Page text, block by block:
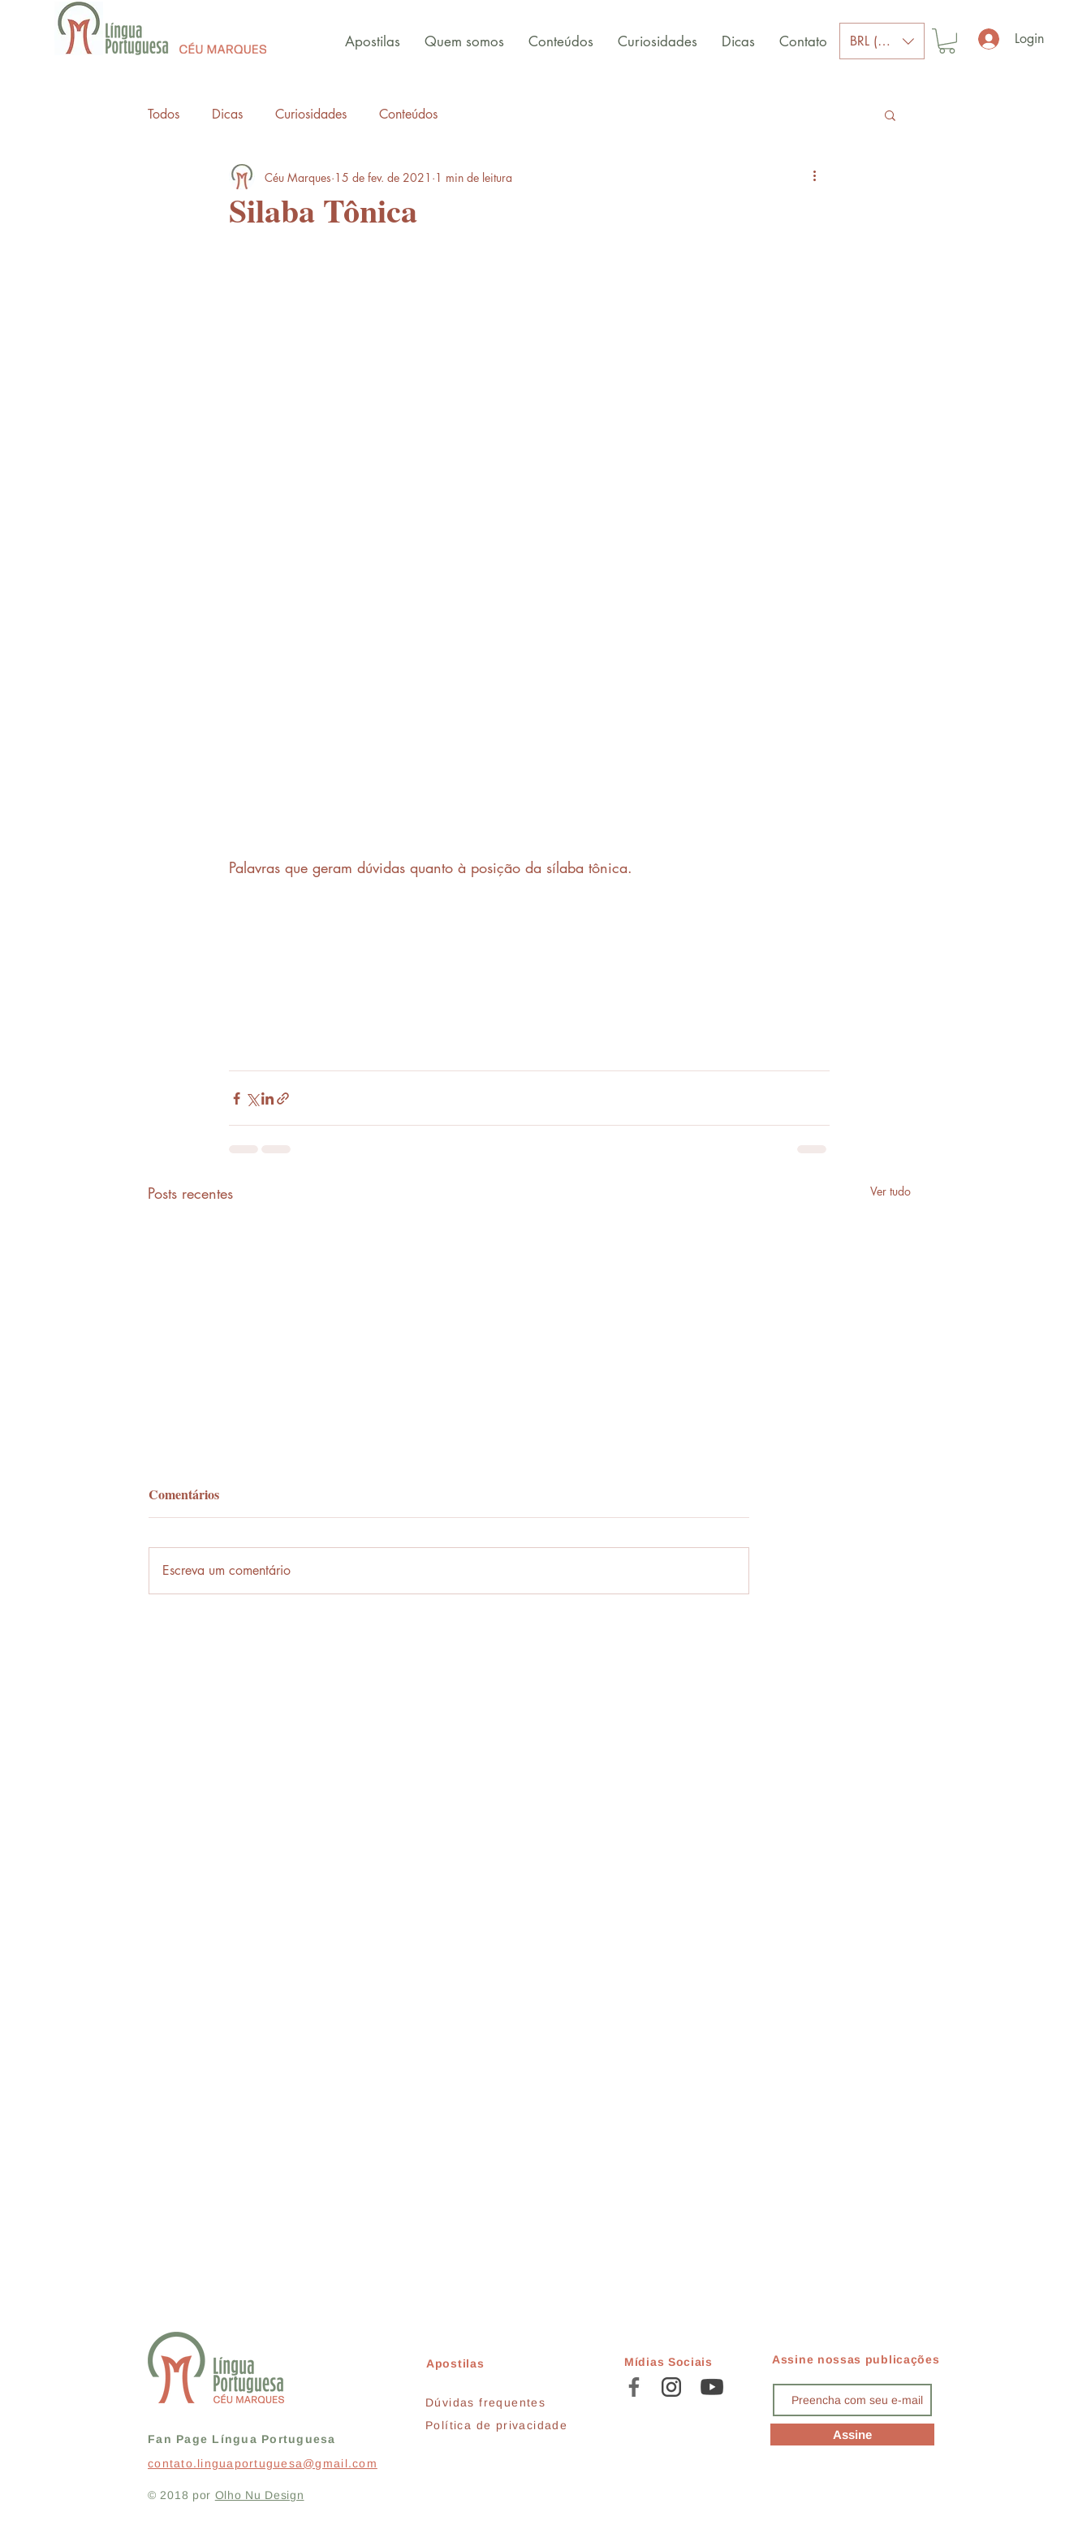
Apostilas Quem somos Conteúdos Curiosidades Dicas Contato BRL (R$) Login
Todos Dicas Curiosidades Conteúdos
Silaba Tônica
Céu Marques 15 de fev. de 2021 1 min de leitura
Palavras que geram dúvidas quanto à posição da sílaba tônica.
Posts recentes Ver tudo
Palavra-ônibus
Em frente ou enfrente?
Comentários
Escreva um comentário
Fan Page Língua Portuguesa
contato.linguaportuguesa@gmail.com
Apostilas
Dúvidas frequentes
Política de privacidade
Mídias Sociais Assine nossas publicações
Assine
© 2018 por Olho Nu Design